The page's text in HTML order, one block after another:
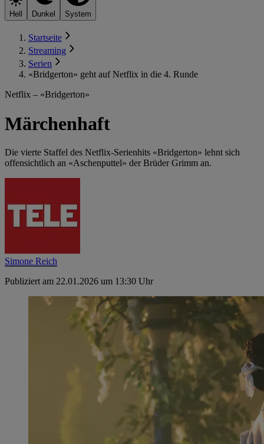
Hell Dunkel System
Startseite
Streaming
Serien
«Bridgerton» geht auf Netflix in die 4. Runde
Netflix – «Bridgerton»
Märchenhaft
Die vierte Staffel des Netflix-Serienhits «Bridgerton» lehnt sich
offensichtlich an «Aschenputtel» der Brüder Grimm an.
Simone Reich
Publiziert am 22.01.2026 um 13:30 Uhr